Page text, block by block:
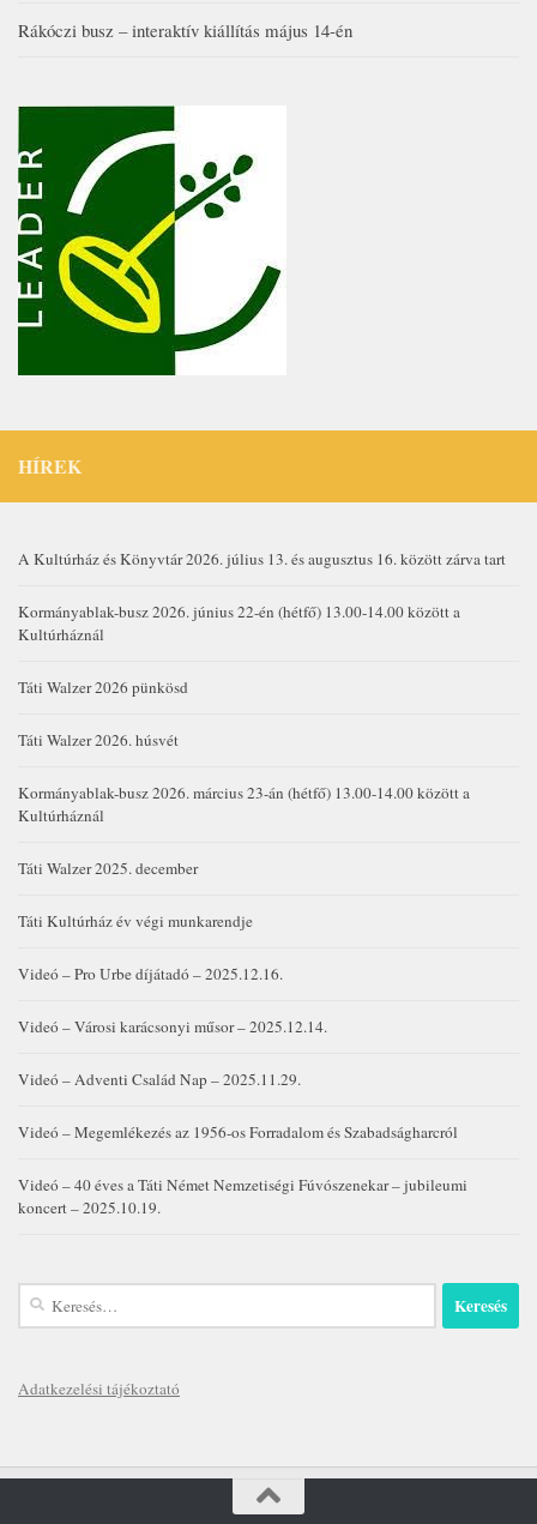
Rákóczi busz – interaktív kiállítás május 14-én
HÍREK
A Kultúrház és Könyvtár 2026. július 13. és augusztus 16. között zárva tart
Kormányablak-busz 2026. június 22-én (hétfő) 13.00-14.00 között a
Kultúrháznál
Táti Walzer 2026 pünkösd
Táti Walzer 2026. húsvét
Kormányablak-busz 2026. március 23-án (hétfő) 13.00-14.00 között a
Kultúrháznál
Táti Walzer 2025. december
Táti Kultúrház év végi munkarendje
Videó – Pro Urbe díjátadó – 2025.12.16.
Videó – Városi karácsonyi műsor – 2025.12.14.
Videó – Adventi Család Nap – 2025.11.29.
Videó – Megemlékezés az 1956-os Forradalom és Szabadságharcról
Videó – 40 éves a Táti Német Nemzetiségi Fúvószenekar – jubileumi
koncert – 2025.10.19.
Keresés:
Adatkezelési tájékoztató